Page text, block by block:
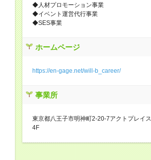
◆人材プロモーション事業
◆イベント運営代行事業
◆SES事業
ホームページ
https://en-gage.net/will-b_career/
事業所
東京都八王子市明神町2-20-7アクトプレイス
4F